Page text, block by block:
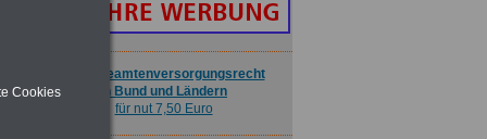
Beamtenversorgungsrecht
in Bund und Ländern
für nut 7,50 Euro
Cookies